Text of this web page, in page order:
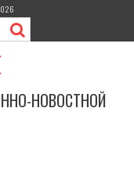
НОВОСТНОЙ